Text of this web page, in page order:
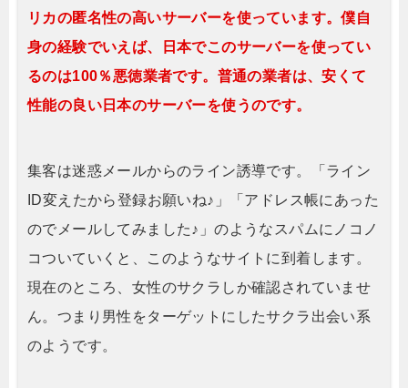
リカの匿名性の高いサーバーを使っています。僕自
身の経験でいえば、日本でこのサーバーを使ってい
るのは100％悪徳業者です。普通の業者は、安くて
性能の良い日本のサーバーを使うのです。
集客は迷惑メールからのライン誘導です。「ライン
ID変えたから登録お願いね♪」「アドレス帳にあった
のでメールしてみました♪」のようなスパムにノコノ
コついていくと、このようなサイトに到着します。
現在のところ、女性のサクラしか確認されていませ
ん。つまり男性をターゲットにしたサクラ出会い系
のようです。